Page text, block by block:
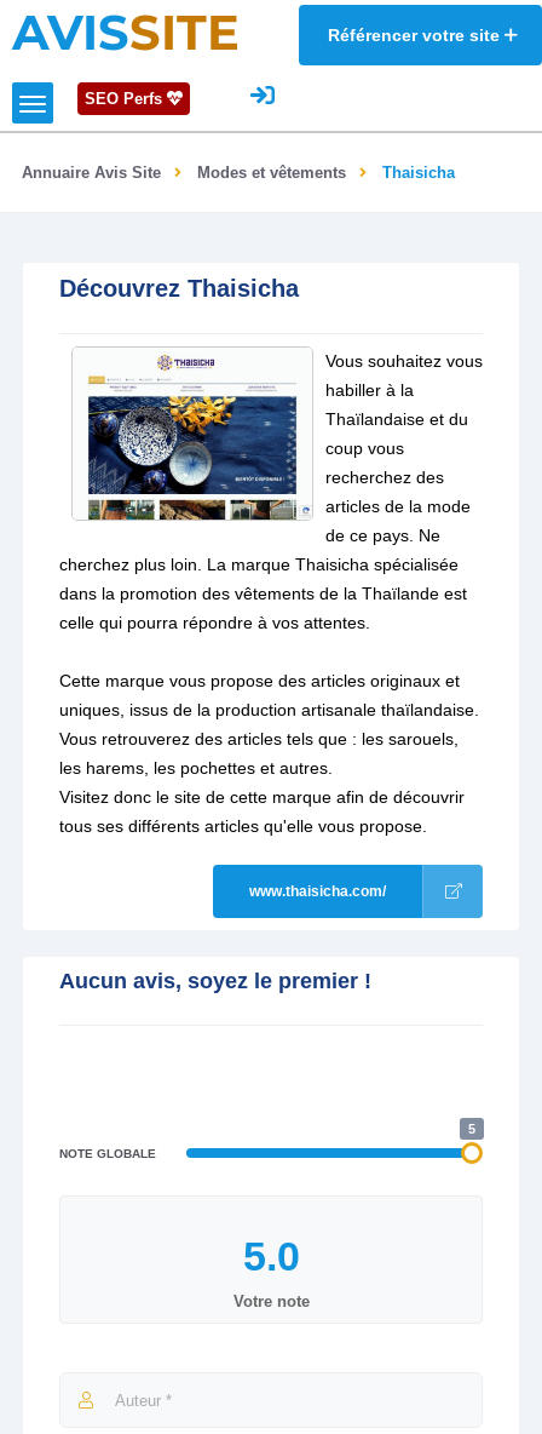
AVISSITE Référencer votre site
SEO Perfs
Annuaire Avis Site Modes et vêtements Thaisicha
Découvrez Thaisicha
Vous souhaitez vous
habiller à la
Thaïlandaise et du
coup vous
recherchez des
articles de la mode
de ce pays. Ne
cherchez plus loin. La marque Thaisicha spécialisée
dans la promotion des vêtements de la Thaïlande est
celle qui pourra répondre à vos attentes.
Cette marque vous propose des articles originaux et
uniques, issus de la production artisanale thaïlandaise.
Vous retrouverez des articles tels que : les sarouels,
les harems, les pochettes et autres.
Visitez donc le site de cette marque afin de découvrir
tous ses différents articles qu'elle vous propose.
www.thaisicha.com/
Aucun avis, soyez le premier !
NOTE GLOBALE
5
Votre note